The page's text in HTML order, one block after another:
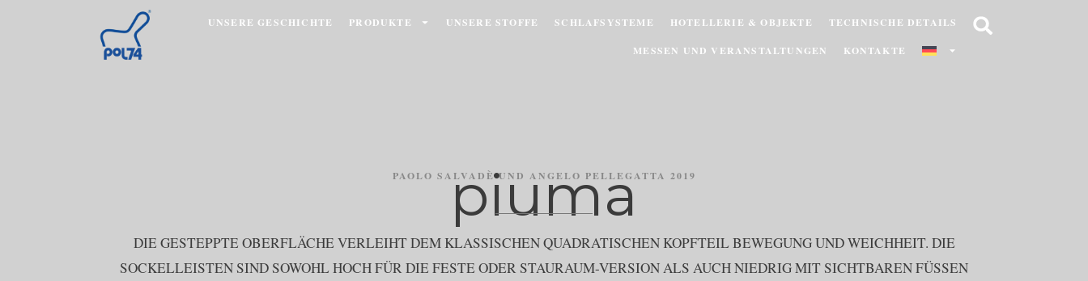
UNSERE GESCHICHTE PRODUKTE UNSERE STOFFE SCHLAFSYSTEME HOTELLERIE & OBJEKTE TECHNISCHE DETAILS
MESSEN UND VERANSTALTUNGEN KONTAKTE
PAOLO SALVADÈ UND ANGELO PELLEGATTA 2019
piuma
DIE GESTEPPTE OBERFLÄCHE VERLEIHT DEM KLASSISCHEN QUADRATISCHEN KOPFTEIL BEWEGUNG UND WEICHHEIT. DIE
SOCKELLEISTEN SIND SOWOHL HOCH FÜR DIE FESTE ODER STAURAUM-VERSION ALS AUCH NIEDRIG MIT SICHTBAREN FÜSSEN